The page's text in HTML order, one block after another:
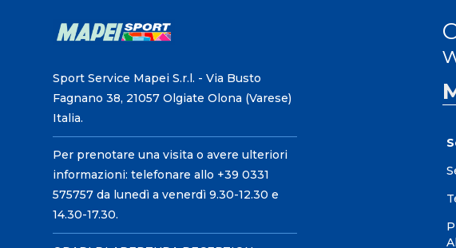
Sport Service Mapei S.r.l. - Via Busto
Fagnano 38, 21057 Olgiate Olona (Varese)
Italia.
Per prenotare una visita o avere ulteriori
informazioni: telefonare allo +39 0331
575757 da lunedì a venerdì 9.30-12.30 e
14.30-17.30.